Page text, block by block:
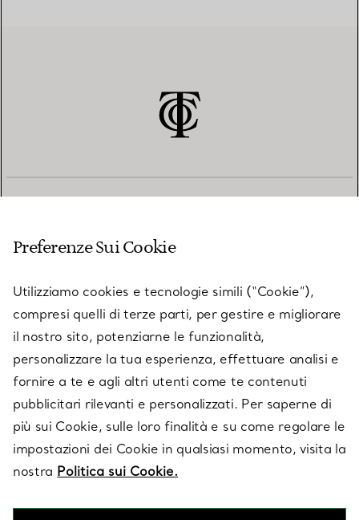
SU TIFFANY & CO.
LEGALE
SEGUICI
Preferenze Sui Cookie
Utilizziamo cookies e tecnologie simili (“Cookie”),
compresi quelli di terze parti, per gestire e migliorare
il nostro sito, potenziarne le funzionalità,
personalizzare la tua esperienza, effettuare analisi e
fornire a te e agli altri utenti come te contenuti
pubblicitari rilevanti e personalizzati. Per saperne di
più sui Cookie, sulle loro finalità e su come regolare le
impostazioni dei Cookie in qualsiasi momento, visita la
nostra Politica sui Cookie.